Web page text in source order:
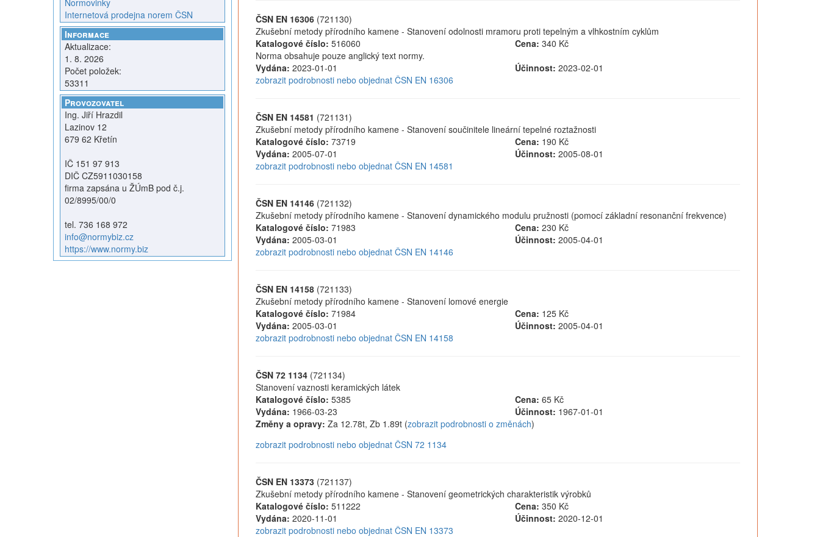
Normovinky
Internetová prodejna norem ČSN
Informace
Aktualizace:
1. 8. 2026
Počet položek:
53311
Provozovatel
Ing. Jiří Hrazdil
Lazinov 12
679 62 Křetín
IČ 151 97 913
DIČ CZ5911030158
firma zapsána u ŽÚmB pod č.j.
02/8995/00/0
tel. 736 168 972
info@normybiz.cz
https://www.normy.biz
ČSN EN 16306(721130)
Zkušební metody přírodního kamene - Stanovení odolnosti mramoru proti tepelným a vlhkostním cyklům
Katalogové číslo: 516060 Cena: 340 Kč
Norma obsahuje pouze anglický text normy.
Vydána: 2023-01-01 Účinnost: 2023-02-01
zobrazit podrobnosti nebo objednat ČSN EN 16306
ČSN EN 14581 (721131)
Zkušební metody přírodního kamene - Stanovení součinitele lineární tepelné roztažnosti
Katalogové číslo: 73719 Cena: 190 Kč
Vydána: 2005-07-01 Účinnost: 2005-08-01
zobrazit podrobnosti nebo objednat ČSN EN 14581
ČSN EN 14146(721132)
Zkušební metody přírodního kamene - Stanovení dynamického modulu pružnosti (pomocí základní resonanční frekvence)
Katalogové číslo: 71983 Cena: 230 Kč
Vydána: 2005-03-01 Účinnost: 2005-04-01
zobrazit podrobnosti nebo objednat ČSN EN 14146
ČSN EN 14158(721133)
Zkušební metody přírodního kamene - Stanovení lomové energie
Katalogové číslo: 71984 Cena: 125 Kč
Vydána: 2005-03-01 Účinnost: 2005-04-01
zobrazit podrobnosti nebo objednat ČSN EN 14158
ČSN 72 1134(721134)
Stanovení vaznosti keramických látek
Katalogové číslo: 5385 Cena: 65 Kč
Vydána: 1966-03-23 Účinnost: 1967-01-01
Změny a opravy: Za 12.78t, Zb 1.89t (zobrazit podrobnosti o změnách)
zobrazit podrobnosti nebo objednat ČSN 72 1134
ČSN EN 13373(721137)
Zkušební metody přírodního kamene - Stanovení geometrických charakteristik výrobků
Katalogové číslo: 511222 Cena: 350 Kč
Vydána: 2020-11-01 Účinnost: 2020-12-01
zobrazit podrobnosti nebo objednat ČSN EN 13373